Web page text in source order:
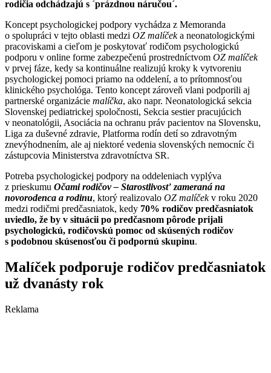
rodičia odchádzajú s ´prázdnou náručou´.
Koncept psychologickej podpory vychádza z Memoranda
o spolupráci v tejto oblasti medzi OZ malíčeka neonatologickými
pracoviskami a cieľom je poskytovať rodičom psychologickú
podporu v online forme zabezpečenú prostredníctvom OZ malíček
v prvej fáze, kedy sa kontinuálne realizujú kroky k vytvoreniu
psychologickej pomoci priamo na oddelení, a to prítomnosťou
klinického psychológa. Tento koncept zároveň vlani podporili aj
partnerské organizácie malíčka, ako napr. Neonatologická sekcia
Slovenskej pediatrickej spoločnosti, Sekcia sestier pracujúcich
v neonatológii, Asociácia na ochranu práv pacientov na Slovensku,
Liga za duševné zdravie, Platforma rodín detí so zdravotným
znevýhodnením, ale aj niektoré vedenia slovenských nemocníc či
zástupcovia Ministerstva zdravotníctva SR.
Potreba psychologickej podpory na oddeleniach vyplýva
z prieskumu Očami rodičov – Starostlivosť zameraná na
novorodenca a rodinu, ktorý realizovalo OZ malíčekv roku 2020
medzi rodičmi predčasniatok, kedy 70% rodičov predčasniatok
uviedlo, že by v situácii po predčasnom pôrode prijali
psychologickú, rodičovskú pomoc od skúsených rodičov
s podobnou skúsenosťou či podpornú skupinu.
Malíček podporuje rodičov predčasniatok
už dvanásty rok
Reklama